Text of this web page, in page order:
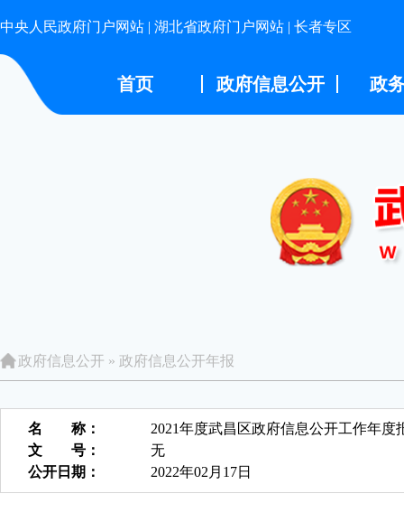
中央人民政府门户网站 | 湖北省政府门户网站 | 长者专区
首页 政府信息公开 政
政府信息公开 » 政府信息公开年报
名 称：
2021年度武昌区政府信息公开工作年度
文 号：
无
公开日期：
2022年02月17日